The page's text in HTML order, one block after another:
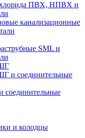
ПВХ, НПВХ и
канализационные
SML и
и соединительные
соединительные
и колодцы